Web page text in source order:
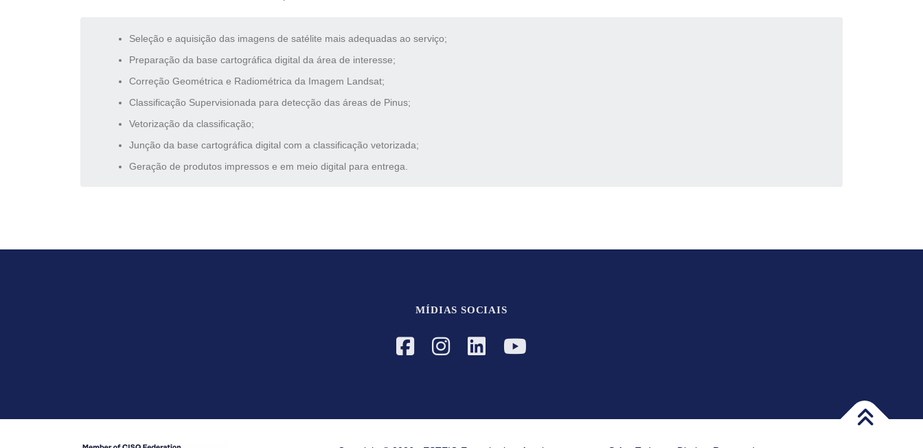
Seleção e aquisição das imagens de satélite mais adequadas ao serviço;
Preparação da base cartográfica digital da área de interesse;
Correção Geométrica e Radiométrica da Imagem Landsat;
Classificação Supervisionada para detecção das áreas de Pinus;
Vetorização da classificação;
Junção da base cartográfica digital com a classificação vetorizada;
Geração de produtos impressos e em meio digital para entrega.
MÍDIAS SOCIAIS